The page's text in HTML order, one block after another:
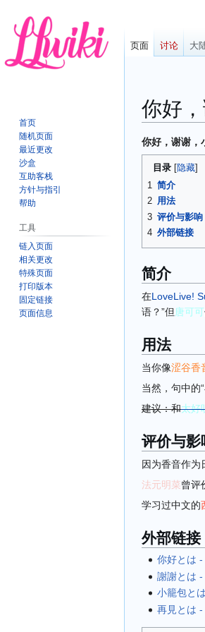
你好
跳
转
导
航
跳
转
搜
索
你好，谢谢，
目录
1 简介
2 用法
3 评价与影响
4 外部链接
简介
在LoveLive!
语？”但唐可可
用法
当你像涩谷香
当然，句中的
建议：和太好
评价与影
因为香音作为
法元明菜曾评
学习过中文的
外部链接
你好とは -
謝謝とは -
小籠包と
再見とは -
页面 讨论 大
首页
随机页面
最近更改
沙盒
互助客栈
方针与指引
帮助
工具
链入页面
相关更改
特殊页面
打印版本
固定链接
页面信息